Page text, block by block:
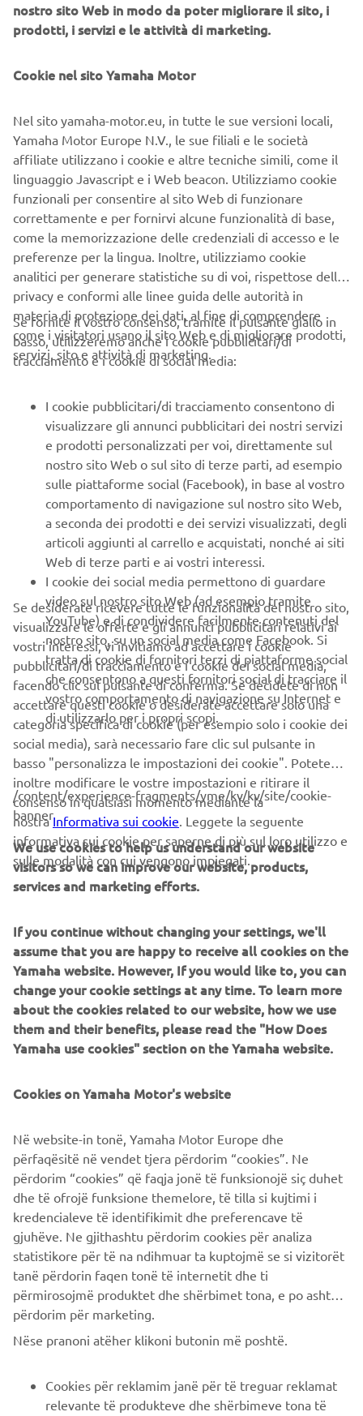
TEMPEST 1000 Open. La perfezione migliora.
L'ammiraglia delle gamma Capelli è un battello che ha
Sintesi di una ricerca che ha spostato sempre più in là i
confini della tecnologia e del comfort, per la stagione
2019 è stato ulteriormente perfezionato, mantenendo le
caratteristiche vincenti del modello precedente.Gli
interventi hanno interessato spazi di coperta, la
distribuzione dei volumi e l'ergonomia delle sedute, per
assicurare standard di comfort inediti alla navigazione.
FX HO Cruiser e EX R. La nuova frontiera delle moto
d'acqua
Due new entry nella già ricca gamma Waverunner. FX HO
Cruiser è stata sottoposta a un profondo processo di
restyling, che ha interessato l'ergonomia e il comfort,
Completamente nuova anche la strumentazione, mentre
sono state introdotte anche colorazioni inedite.
è invece l'evoluzione dal modello EX, con un
meticoloso lavoro di contenimento dei pesi che, insieme
alla potenza superiore, rende il carattere della moto
d'acqua più grintoso e sportivo.
Le emozioni non si descrivono, si provano
Durante il Salone di Genova saranno a disposizione battelli
con motorizzazioni Yamaha, per toccare con mano la
qualità e le prestazioni dei diversi modelli.
Tempest 38 | 2 x F350
Tempest 1000 Open | 2 x F300
Tempest 1000 WA | 2 x F300
Tempest 900 WA | 2 x F250
Tempest 850 WA | 2 x F225
Prenota subito la prova clicca qui!
Satisfaction Sea. Il mare è più vicino.
Se la prova ti ha soddisfatto, ricordati che dal 20
settembre al 31 ottobre puoi acquistare i modelli di tutta
la gamma Yamaha a condizioni particolarmente
vantaggiose, con sconti speciali che possono arrivare fino a
€50 al mese.
Concorso Yamaha Ti Premia #youwin. Musica per le tue
orecchie*
Se visiti lo stand Yamaha, con Yamaha Ti Premia#youwin
se partecipi al concorso puoi ricevere omaggi Yamaha
Ti aspettiamo!
*regolamento completo disponibile qui
nostro sito Web in modo da poter migliorare il sito, i
prodotti, i servizi e le attività di marketing.
Cookie nel sito Yamaha Motor
Nel sito yamaha-motor.eu, in tutte le sue versioni locali,
Yamaha Motor Europe N.V., le sue filiali e le società
affiliate utilizzano i cookie e altre tecniche simili, come il
linguaggio Javascript e i Web beacon. Utilizziamo cookie
funzionali per consentire al sito Web di funzionare
correttamente e per fornirvi alcune funzionalità di base,
come la memorizzazione delle credenziali di accesso e le
preferenze per la lingua. Inoltre, utilizziamo cookie
analitici per generare statistiche su di voi, rispettose della
privacy e conformi alle linee guida delle autorità in
materia di protezione dei dati, al fine di comprendere
come i visitatori usano il sito Web e di migliorare prodotti,
servizi, sito e attività di marketing.
Se fornite il vostro consenso, tramite il pulsante giallo in
basso, utilizzeremo anche i cookie pubblicitari/di
tracciamento e i cookie di social media:
I cookie pubblicitari/di tracciamento consentono di
visualizzare gli annunci pubblicitari dei nostri servizi
e prodotti personalizzati per voi, direttamente sul
nostro sito Web o sul sito di terze parti, ad esempio
sulle piattaforme social (Facebook), in base al vostro
comportamento di navigazione sul nostro sito Web,
a seconda dei prodotti e dei servizi visualizzati, degli
articoli aggiunti al carrello e acquistati, nonché ai siti
Web di terze parti e ai vostri interessi.
I cookie dei social media permettono di guardare
video sul nostro sito Web (ad esempio tramite
YouTube) e di condividere facilmente contenuti del
nostro sito, su un social media come Facebook. Si
tratta di cookie di fornitori terzi di piattaforme social
che consentono a questi fornitori social di tracciare il
vostro comportamento di navigazione su Internet e
di utilizzarlo per i propri scopi.
Se desiderate ricevere tutte le funzionalità del nostro sito,
visualizzare le offerte e gli annunci pubblicitari relativi ai
vostri interessi, vi invitiamo ad accettare i cookie
pubblicitari/di tracciamento e i cookie dei social media,
facendo clic sul pulsante di conferma. Se decidete di non
accettare questi cookie o desiderate accettare solo una
categoria specifica di cookie (per esempio solo i cookie dei
social media), sarà necessario fare clic sul pulsante in
basso "personalizza le impostazioni dei cookie". Potete
inoltre modificare le vostre impostazioni e ritirare il
consenso in qualsiasi momento mediante la
nostraInformativa sui cookie. Leggete la seguente
informativa sui cookie per saperne di più sul loro utilizzo e
sulle modalità con cui vengono impiegati.
/content/experience-fragments/yme/kv/kv/site/cookie-
banner
We use cookies to help us understand our website
visitors so we can improve our website, products,
services and marketing efforts.
If you continue without changing your settings, we'll
assume that you are happy to receive all cookies on the
Yamaha website. However, If you would like to, you can
change your cookie settings at any time. To learn more
about the cookies related to our website, how we use
them and their benefits, please read the "How Does
Yamaha use cookies" section on the Yamaha website.
Cookies on Yamaha Motor's website
Në website-in tonë, Yamaha Motor Europe dhe
përfaqësitë në vendet tjera përdorim “cookies”. Ne
përdorim “cookies” që faqja jonë të funksionojë siç duhet
dhe të ofrojë funksione themelore, të tilla si kujtimi i
kredencialeve të identifikimit dhe preferencave të
gjuhëve. Ne gjithashtu përdorim cookies për analiza
statistikore për të na ndihmuar ta kuptojmë se si vizitorët
tanë përdorin faqen tonë të internetit dhe ti
përmirosojmë produktet dhe shërbimet tona, e po ashtu ti
përdorim për marketing.
Nëse pranoni atëher klikoni butonin më poshtë.
Cookies për reklamim janë për të treguar reklamat
relevante të produkteve dhe shërbimeve tona të